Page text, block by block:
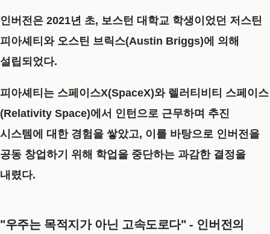
인버전은 2021년 초, 보스턴 대학교 학생이었던 저스틴
피아셰티와 오스틴 브릭스(Austin Briggs)에 의해
설립되었다.
피아셰티는 스페이스X(SpaceX)와 렐러티비티 스페이스
(Relativity Space)에서 인턴으로 근무하며 추진
시스템에 대한 경험을 쌓았고, 이를 바탕으로 인버전을
공동 창업하기 위해 학업을 중단하는 과감한 결정을
내렸다.
"우주는 목적지가 아닌 고속도로다" - 인버전의